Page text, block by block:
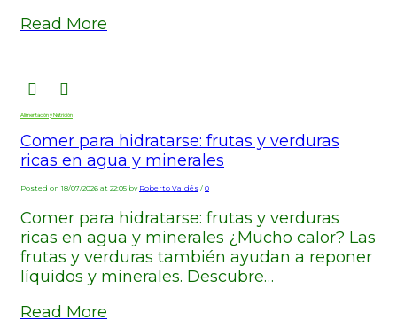
Read More
Alimentación y Nutrición
Comer para hidratarse: frutas y verduras
ricas en agua y minerales
Posted on 18/07/2026 at 22:05 by Roberto Valdés / 0
Comer para hidratarse: frutas y verduras
ricas en agua y minerales ¿Mucho calor? Las
frutas y verduras también ayudan a reponer
líquidos y minerales. Descubre…
Read More